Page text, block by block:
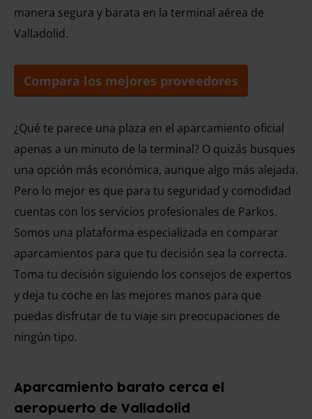
manera segura y barata en la terminal aérea de
Valladolid.
Compara los mejores proveedores
¿Qué te parece una plaza en el aparcamiento oficial
apenas a un minuto de la terminal? O quizás busques
una opción más económica, aunque algo más alejada.
Pero lo mejor es que para tu seguridad y comodidad
cuentas con los servicios profesionales de Parkos.
Somos una plataforma especializada en comparar
aparcamientos para que tu decisión sea la correcta.
Toma tu decisión siguiendo los consejos de expertos
y deja tu coche en las mejores manos para que
puedas disfrutar de tu viaje sin preocupaciones de
ningún tipo.
Aparcamiento barato cerca el
aeropuerto de Valladolid